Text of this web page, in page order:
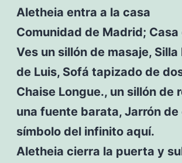
Aletheia entra a la casa
Comunidad de Madrid;
Ves un sillón de masaje, Silla
de Luis, Sofá tapizado de
Chaise Longue., un sillón de
una fuente barata, Jarrón de
símbolo del infinito aquí.
Aletheia cierra la puerta y